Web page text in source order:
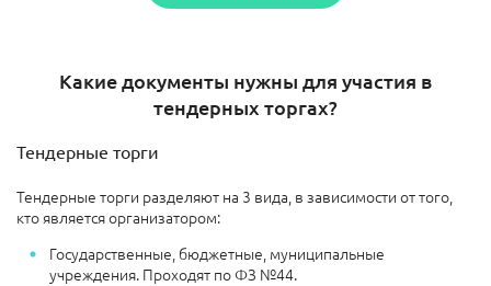
Какие документы нужны для участия в
тендерных торгах?
Тендерные торги
Тендерные торги разделяют на 3 вида, в зависимости от того,
кто является организатором:
Государственные, бюджетные, муниципальные
учреждения. Проходят по ФЗ №44.